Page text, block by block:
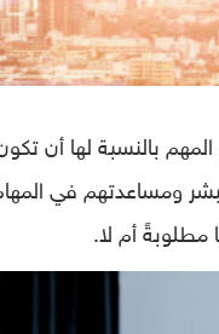
بالنسبة لها أن
ومساعدتهم في
أم لا.